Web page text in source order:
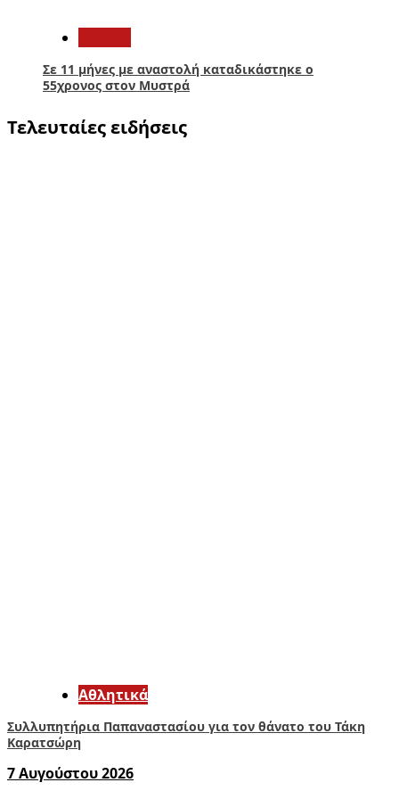
Σε 11 μήνες με αναστολή καταδικάστηκε ο
55χρονος στον Μυστρά
Τελευταίες ειδήσεις
Αθλητικά
Συλλυπητήρια Παπαναστασίου για τον θάνατο του Τάκη
Καρατσώρη
7 Αυγούστου 2026